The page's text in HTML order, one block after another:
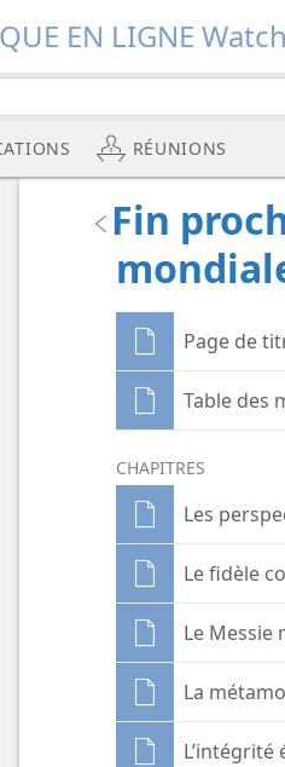
EN LIGNE
RÉUNIONS
Fin
Page de
Table des
CHAPITRES
Les
Le fidèle
Le
La
L’intégrité